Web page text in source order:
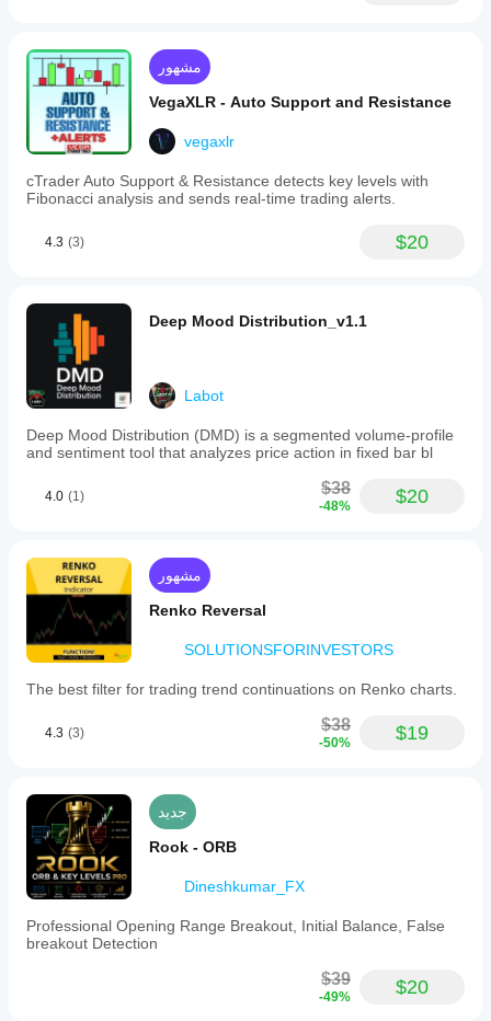
مشهور
VegaXLR - Auto Support and Resistance
vegaxlr
cTrader Auto Support & Resistance detects key levels with
Fibonacci analysis and sends real-time trading alerts.
4.3 (3) $20
Deep Mood Distribution_v1.1
Labot
Deep Mood Distribution (DMD) is a segmented volume-profile
and sentiment tool that analyzes price action in fixed bar bl
4.0 (1) $38
-48% $20
مشهور
Renko Reversal
SOLUTIONSFORINVESTORS
The best filter for trading trend continuations on Renko charts.
4.3 (3) $38
-50% $19
جديد
Rook - ORB
Dineshkumar_FX
Professional Opening Range Breakout, Initial Balance, False
breakout Detection
$39
-49% $20